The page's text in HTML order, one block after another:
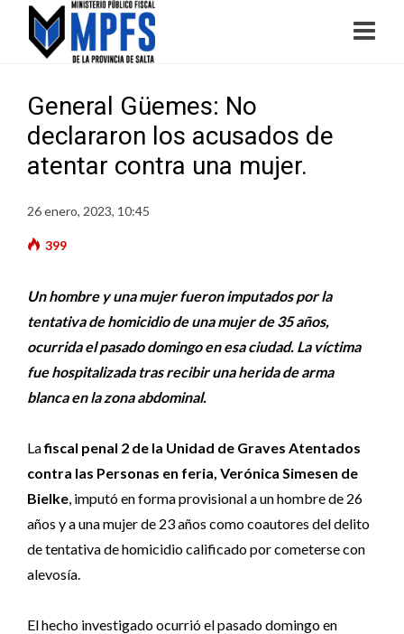
General Güemes: No
declararon los acusados de
atentar contra una mujer.
26 enero, 2023, 10:45
399
Un hombre y una mujer fueron imputados por la
tentativa de homicidio de una mujer de 35 años,
ocurrida el pasado domingo en esa ciudad. La víctima
fue hospitalizada tras recibir una herida de arma
blanca en la zona abdominal.
Lafiscal penal 2 de la Unidad de Graves Atentados
contra las Personas en feria, Verónica Simesen de
Bielke, imputó en forma provisional a un hombre de 26
años y a una mujer de 23 años como coautores del delito
de tentativa de homicidio calificado por cometerse con
alevosía.
El hecho investigado ocurrió el pasado domingo en